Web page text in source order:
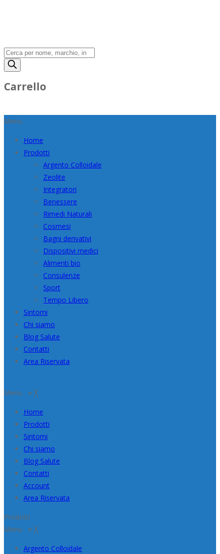
Products
search
Carrello
Menu
Home
Prodotti
Argento Colloidale
Zeolite
Integratori
Benessere
Rimedi Naturali
Cosmesi
Bagni derivativi
Dispositivi medici
Alimenti bio
Consulenze
Sport
Tempo Libero
Sintomi
Chi siamo
Blog Salute
Contatti
Area Riservata
Menu ≡ ╳
Home
Prodotti
Sintomi
Chi siamo
Blog Salute
Contatti
Account
Area Riservata
Prodotti
Menu ≡ ╳
Argento Colloidale